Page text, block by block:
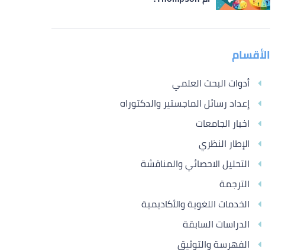
الأقسام
أدوات البحث العلمي
إعداد رسائل الماجستير والدكتوراه
اخبار الجامعات
الإطار النظري
التحليل الاحصائي والمناقشة
الترجمة
الخدمات اللغوية والأكاديمية
الدراسات السابقة
الفهرسة والتوثيق